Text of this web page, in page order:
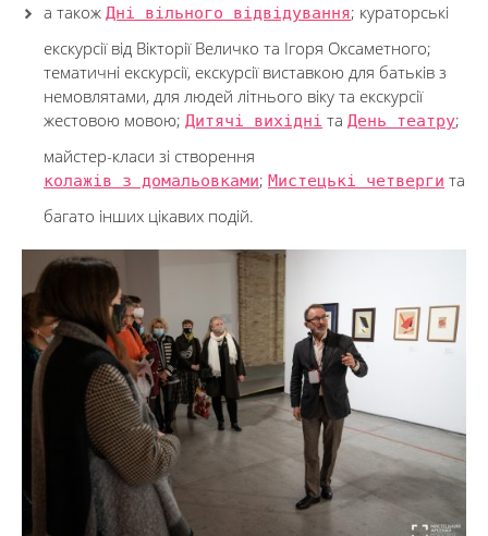
а також Дні вільного відвідування; кураторські
екскурсії від Вікторії Величко та Ігоря Оксаметного;
тематичні екскурсії, екскурсії виставкою для батьків з
немовлятами, для людей літнього віку та екскурсії
жестовою мовою; Дитячі вихідні та День театру;
майстер-класи зі створення
колажів з домальовками; Мистецькі четверги та
багато інших цікавих подій.